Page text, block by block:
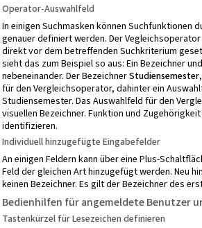
Operator-Auswahlfeld
In einigen Suchmasken können Suchfunktionen
genauer definiert werden. Der
direkt vor dem betreffenden Suchkriterium
sieht das zum Beispiel so aus: Ein Bezeichner
nebeneinander. Der BezeichnerStudiensemester
für den Vergleichsoperator, dahinter ein
Studiensemester. Das Auswahlfeld für den
visuellen Bezeichner. Funktion und
identifizieren.
Individuell hinzugefügte Eingabefelder
An einigen Feldern kann über eine Plus-
Feld der gleichen Art hinzugefügt werden. Neu
keinen Bezeichner. Es gilt der Bezeichner des
Bedienhilfen für angemeldete Benutzer
Tastenkürzel für Lesezeichen definieren